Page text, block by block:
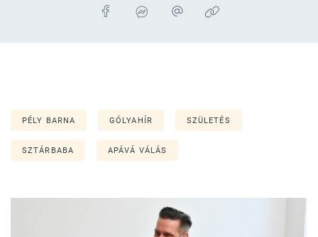
PÉLY BARNA GÓLYAHÍR SZÜLETÉS
SZTÁRBABA APÁVÁ VÁLÁS